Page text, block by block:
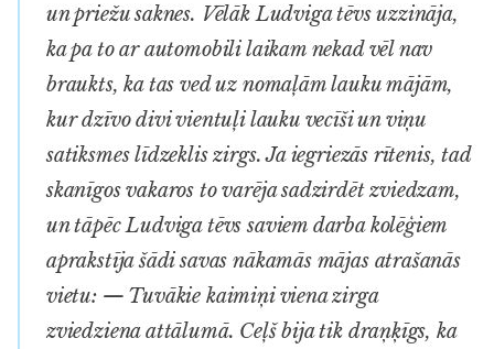
un priežu saknes. Vēlāk Ludviga tēvs uzzināja,
ka pa to ar automobili laikam nekad vēl nav
braukts, ka tas ved uz nomaļām lauku mājām,
kur dzīvo divi vientuļi lauku vecīši un viņu
satiksmes līdzeklis zirgs. Ja iegriezās rītenis, tad
skanīgos vakaros to varēja sadzirdēt zviedzam,
un tāpēc Ludviga tēvs saviem darba kolēģiem
aprakstīja šādi savas nākamās mājas atrašanās
vietu: — Tuvākie kaimiņi viena zirga
zviedziena attālumā. Ceļš bija tik draņķīgs, ka